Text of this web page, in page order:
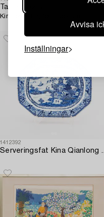
Avvisa
Inställningar
Tallrikar 12 st,
Kina omkring 1800 porslin.
1412392
Serveringsfat